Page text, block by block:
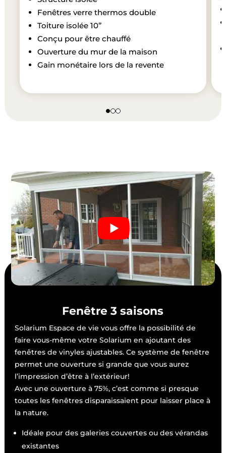
Fenêtres verre thermos double
Toiture isolée 10’’
Conçu pour être chauffé
Ouverture du mur de la maison
Gain monétaire lors de la revente
Fenêtre 3 saisons
Solarium Espace de vie vous offre la possibilité de
faire vous-même votre Solarium en ajoutant des
fenêtres de vinyles ajustables. Ce système de fenêtre
permet une ouverture si grande que vous aurez
l’impression d’être à l’extérieur!
Avec une ouverture à 75%, c’est comme si presque
toutes les fenêtres disparaissaient pour laisser place à
la nature.
Idéale pour des galeries couvertes ou des vérandas
existantes